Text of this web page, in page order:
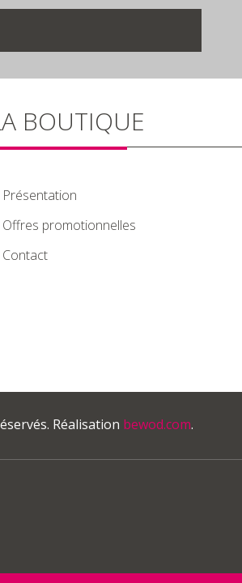
BOUTIQUE
Présentation
Offres promotionnelles
Contact
Réalisation bewod.com.